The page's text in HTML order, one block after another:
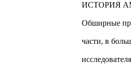
ИСТОРИЯ
Обширные
части, в